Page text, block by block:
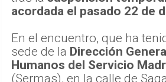
acordada el pasado 22 de
En el encuentro, que ha
sede de la Dirección
Humanos del Servicio
(Sermas), en la calle de